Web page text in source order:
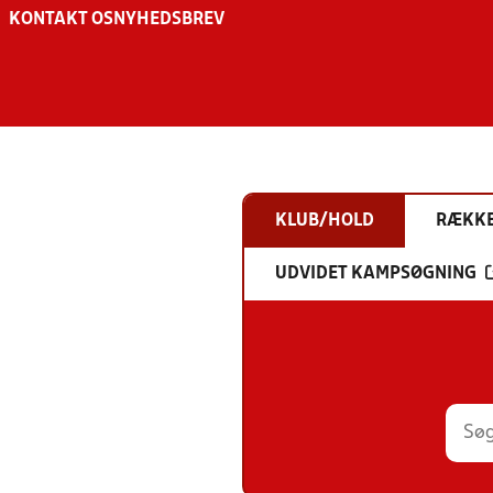
KONTAKT OS NYHEDSBREV
KLUB/HOLD
UDVIDET KAMPSØGNING